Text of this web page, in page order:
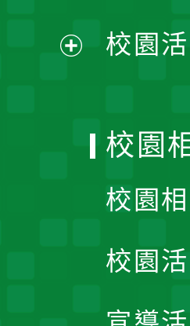
單
校園
校園
校園
校園